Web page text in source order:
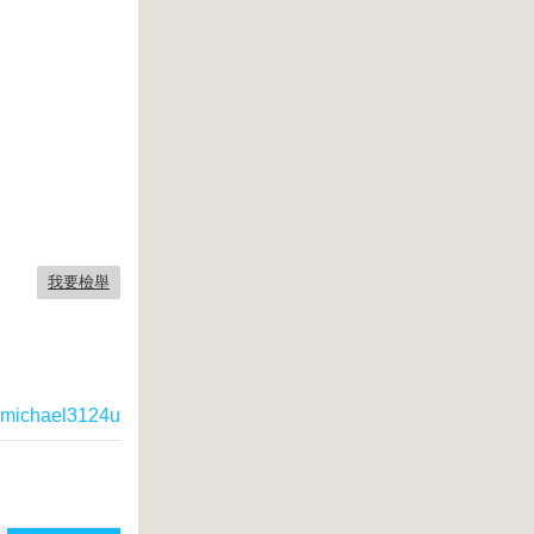
我要檢舉
michael3124u